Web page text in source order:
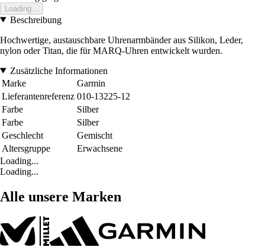
Loading...
Beschreibung
Hochwertige, austauschbare Uhrenarmbänder aus Silikon, Leder,
nylon oder Titan, die für MARQ-Uhren entwickelt wurden.
Zusätzliche Informationen
Marke
Garmin
Lieferantenreferenz 010-13225-12
Farbe
Silber
Farbe
Silber
Geschlecht
Gemischt
Altersgruppe
Erwachsene
Loading...
Loading...
Alle unsere Marken